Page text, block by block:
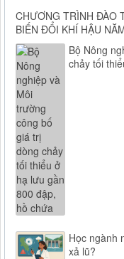
CHƯƠNG TRÌNH ĐÀO
BIẾN ĐỔI KHÍ HẬU
Bộ Nông
chảy tối
Học ngành
xả lũ?